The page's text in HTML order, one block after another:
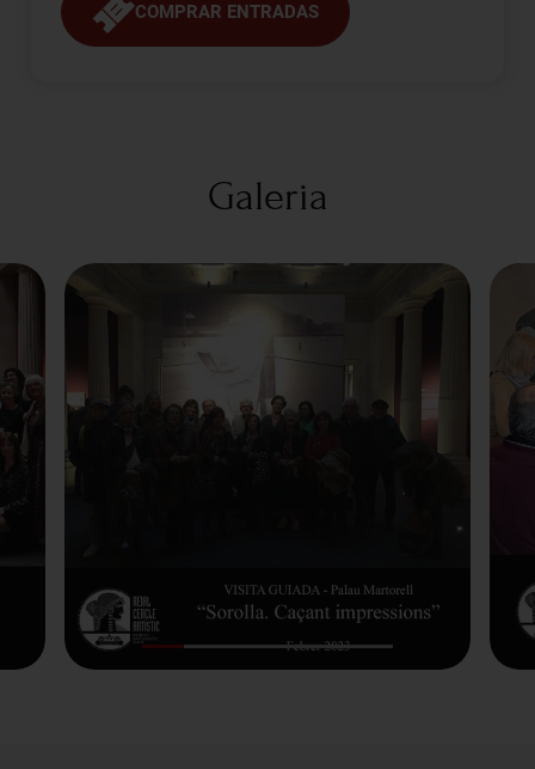
COMPRAR ENTRADAS
Galeria